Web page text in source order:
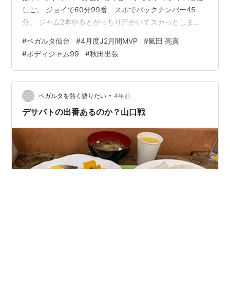
しご。 ジョイで60分99番、スポでバックナンバー45
分。 ジャム2本やるとがっちり汗かいてスカっとしま
た！！ おめでとう！氣田選手！！！ 考えてみれば内容も
結果も文句なしの受賞ですね。 soccermagazine.jp この
インタビューの内容は面白いです。 カルドーゾとのやり
取り等興味深いです。 カルドーゾが初ゴール後明らかに
覚醒したのは氣田選手のおかげでもあるのだとわかりま
し…
#ベガルタ仙台 #4月度J2月間MVP #氣田 亮真
#ボディジャム99 #秋田出張
ベガルタを熱く語りたい • 4年前
デサバトの出番あるのか？山口戦